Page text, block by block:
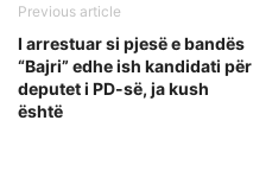
Previous article
I arrestuar si pjesë e bandës
“Bajri” edhe ish kandidati për
deputet i PD-së, ja kush
është